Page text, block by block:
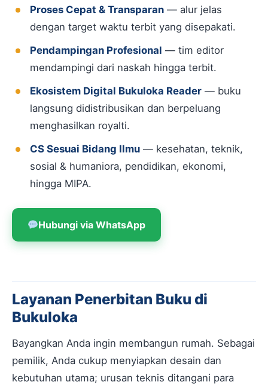
Proses Cepat & Transparan — alur jelas
dengan target waktu terbit yang disepakati.
Pendampingan Profesional — tim editor
mendampingi dari naskah hingga terbit.
Ekosistem Digital Bukuloka Reader — buku
langsung didistribusikan dan berpeluang
menghasilkan royalti.
CS Sesuai Bidang Ilmu — kesehatan, teknik,
sosial & humaniora, pendidikan, ekonomi,
hingga MIPA.
Hubungi via WhatsApp
Layanan Penerbitan Buku di
Bukuloka
Bayangkan Anda ingin membangun rumah. Sebagai
pemilik, Anda cukup menyiapkan desain dan
kebutuhan utama; urusan teknis ditangani para